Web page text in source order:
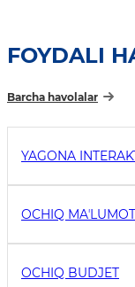
FOYDALI
Barcha havolalar
YAGONA
OCHIQ
OCHIQ BUDJET